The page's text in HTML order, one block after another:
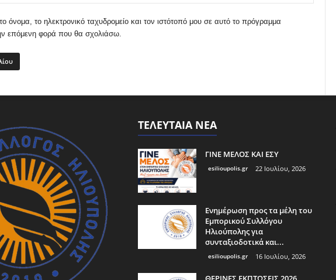
όνομα, το ηλεκτρονικό ταχυδρομείο και τον ιστότοπό μου σε αυτό το πρόγραμμα
επόμενη φορά που θα σχολιάσω.
ΤΕΛΕΥΤΑΙΑ ΝΕΑ
ΓΙΝΕ ΜΕΛΟΣ ΚΑΙ ΕΣΥ
esilioupolis.gr 22 Ιουλίου, 2026
Ενημέρωση προς τα μέλη του
Εμπορικού Συλλόγου
Ηλιούπολης για
συνταξιοδοτικά και...
esilioupolis.gr 16 Ιουλίου, 2026